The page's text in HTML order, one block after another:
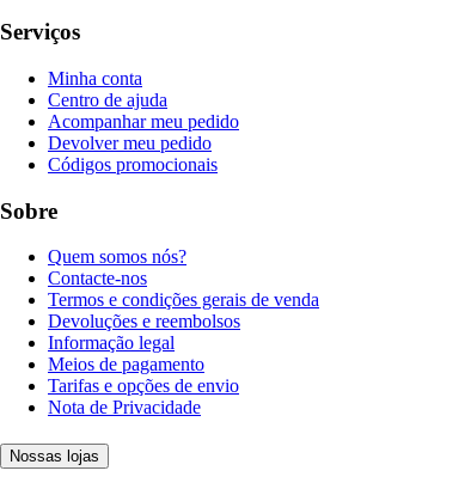
Serviços
Minha conta
Centro de ajuda
Acompanhar meu pedido
Devolver meu pedido
Códigos promocionais
Sobre
Quem somos nós?
Contacte-nos
Termos e condições gerais de venda
Devoluções e reembolsos
Informação legal
Meios de pagamento
Tarifas e opções de envio
Nota de Privacidade
Nossas lojas